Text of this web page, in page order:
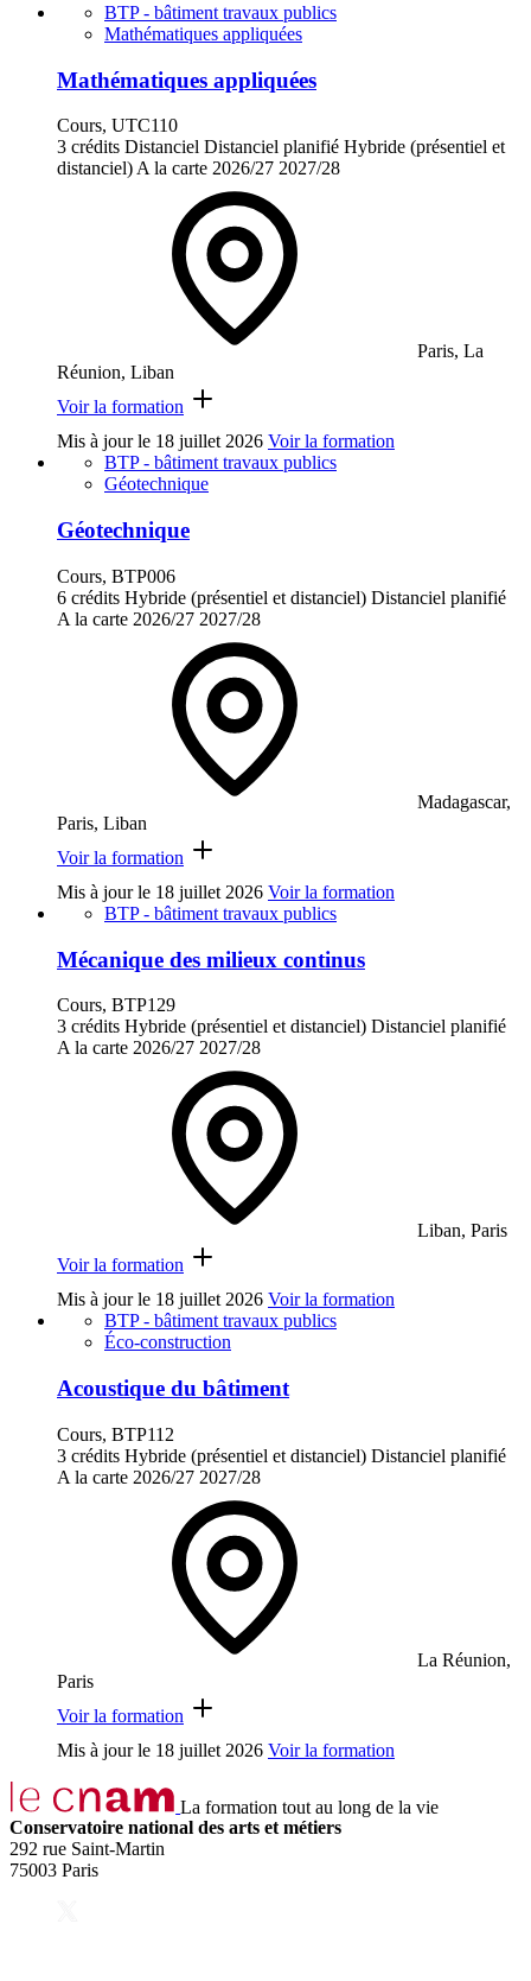
BTP - bâtiment travaux publics
Mathématiques appliquées
Mathématiques appliquées
Cours, UTC110
3 crédits Distanciel Distanciel planifié Hybride (présentiel et
distanciel) A la carte 2026/27 2027/28
Paris, La
Réunion, Liban
Voir la formation
Mis à jour le 18 juillet 2026 Voir la formation
BTP - bâtiment travaux publics
Géotechnique
Géotechnique
Cours, BTP006
6 crédits Hybride (présentiel et distanciel) Distanciel planifié
A la carte 2026/27 2027/28
Madagascar,
Paris, Liban
Voir la formation
Mis à jour le 18 juillet 2026 Voir la formation
BTP - bâtiment travaux publics
Mécanique des milieux continus
Cours, BTP129
3 crédits Hybride (présentiel et distanciel) Distanciel planifié
A la carte 2026/27 2027/28
Liban, Paris
Voir la formation
Mis à jour le 18 juillet 2026 Voir la formation
BTP - bâtiment travaux publics
Éco-construction
Acoustique du bâtiment
Cours, BTP112
3 crédits Hybride (présentiel et distanciel) Distanciel planifié
A la carte 2026/27 2027/28
La Réunion,
Paris
Voir la formation
Mis à jour le 18 juillet 2026 Voir la formation
La formation tout au long de la vie
Conservatoire national des arts et métiers
292 rue Saint-Martin
75003 Paris